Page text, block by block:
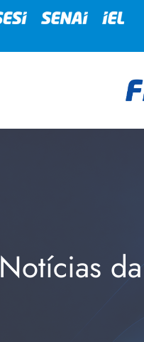
Notícias